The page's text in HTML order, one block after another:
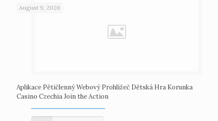
August 9, 2026
Aplikace Pětičlenný Webový Prohlížeč Dětská Hra Korunka
Casino Czechia Join the Action